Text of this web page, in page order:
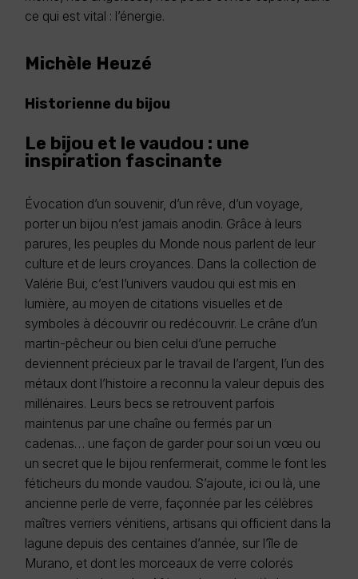
ce qui est vital : l’énergie.
Michèle Heuzé
Historienne du bijou
Le bijou et le vaudou : une
inspiration fascinante
Évocation d’un souvenir, d’un rêve, d’un voyage,
porter un bijou n’est jamais anodin. Grâce à leurs
parures, les peuples du Monde nous parlent de leur
culture et de leurs croyances. Dans la collection de
Valérie Bui, c’est l’univers vaudou qui est mis en
lumière, au moyen de citations visuelles et de
symboles à découvrir ou redécouvrir. Le crâne d’un
martin-pêcheur ou bien celui d’une perruche
deviennent précieux par le travail de l’argent, l’un des
métaux dont l’histoire a reconnu la valeur depuis des
millénaires. Leurs becs se retrouvent parfois
maintenus par une chaîne ou fermés par un
cadenas… une façon de garder pour soi un vœu ou
un secret que le bijou renfermerait, comme le font les
féticheurs du monde vaudou. S’ajoute, ici ou là, une
ancienne perle de verre, façonnée par les célèbres
maîtres verriers vénitiens, artisans qui officient dans la
lagune depuis des centaines d’année, sur l’île de
Murano, et dont les morceaux de verre colorés